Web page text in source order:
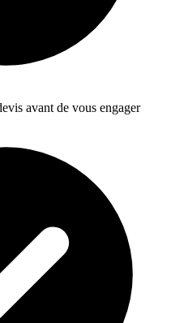
avant de vous engager